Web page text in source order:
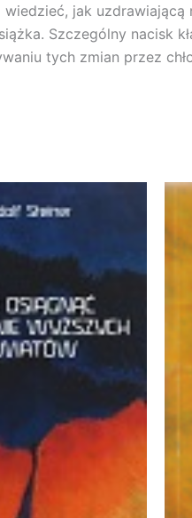
jak uzdrawiającą
Szczególny nacisk
tych zmian przez